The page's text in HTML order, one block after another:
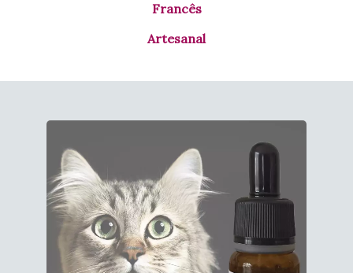
Francês
Artesanal